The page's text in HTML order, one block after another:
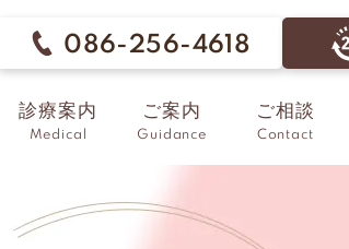
086-256-4618
診療案内
Medical
ご案内
Guidance
ご相談
Contact